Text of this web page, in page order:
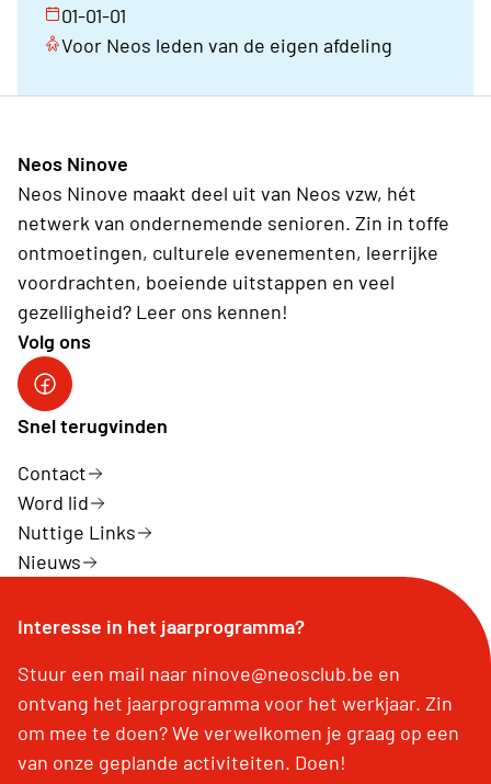
01-01-01
Voor Neos leden van de eigen afdeling
Neos Ninove
Neos Ninove maakt deel uit van Neos vzw, hét
netwerk van ondernemende senioren. Zin in toffe
ontmoetingen, culturele evenementen, leerrijke
voordrachten, boeiende uitstappen en veel
gezelligheid? Leer ons kennen!
Volg ons
Facebook Neos NINOVE
Snel terugvinden
Contact
Word lid
Nuttige Links
Nieuws
Interesse in het jaarprogramma?
Stuur een mail naar ninove@neosclub.be en
ontvang het jaarprogramma voor het werkjaar. Zin
om mee te doen? We verwelkomen je graag op een
van onze geplande activiteiten. Doen!